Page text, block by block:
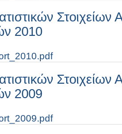
Στοιχείων
2010
Στοιχείων
2009